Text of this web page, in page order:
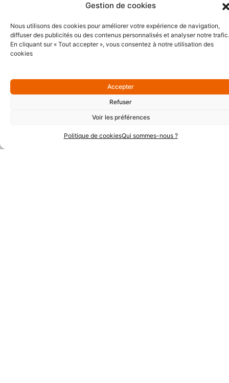
Gestion de cookies
Nous utilisons des cookies pour améliorer votre expérience de navigation,
diffuser des publicités ou des contenus personnalisés et analyser notre trafic.
En cliquant sur « Tout accepter », vous consentez à notre utilisation des
cookies
Accepter
Refuser
Voir les préférences
Politique de cookiesQui sommes-nous ?